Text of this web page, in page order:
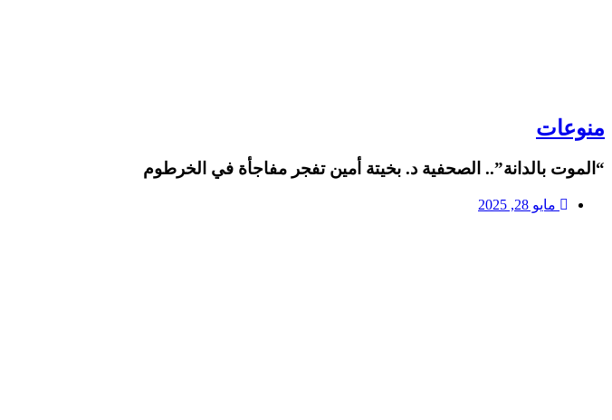
منوعات
“الموت بالدانة”.. الصحفية د. بخيتة أمين تفجر مفاجأة في الخرطوم
مايو 28, 2025